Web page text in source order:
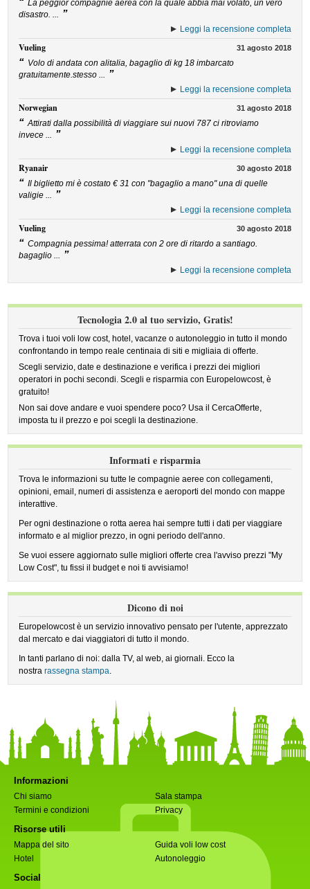
La peggior compagnie aerea con la quale abbia mai volato, un vero
disastro. ... ”
Leggi la recensione completa
Vueling 31 agosto 2018
“ Volo di andata con alitalia, bagaglio di kg 18 imbarcato
gratuitamente.stesso ... ”
Leggi la recensione completa
Norwegian 31 agosto 2018
“ Attirati dalla possibilità di viaggiare sui nuovi 787 ci ritroviamo
invece ... ”
Leggi la recensione completa
Ryanair 30 agosto 2018
“ Il biglietto mi è costato € 31 con "bagaglio a mano" una di quelle
valigie ... ”
Leggi la recensione completa
Vueling 30 agosto 2018
“ Compagnia pessima! atterrata con 2 ore di ritardo a santiago.
bagaglio ... ”
Leggi la recensione completa
Tecnologia 2.0 al tuo servizio, Gratis!
Trova i tuoi voli low cost, hotel, vacanze o autonoleggio in tutto il mondo
confrontando in tempo reale centinaia di siti e migliaia di offerte.
Scegli servizio, date e destinazione e verifica i prezzi dei migliori
operatori in pochi secondi. Scegli e risparmia con Europelowcost, è
gratuito!
Non sai dove andare e vuoi spendere poco? Usa il CercaOfferte,
imposta tu il prezzo e poi scegli la destinazione.
Informati e risparmia
Trova le informazioni su tutte le compagnie aeree con collegamenti,
opinioni, email, numeri di assistenza e aeroporti del mondo con mappe
interattive.
Per ogni destinazione o rotta aerea hai sempre tutti i dati per viaggiare
informato e al miglior prezzo, in ogni periodo dell'anno.
Se vuoi essere aggiornato sulle migliori offerte crea l'avviso prezzi "My
Low Cost", tu fissi il budget e noi ti avvisiamo!
Dicono di noi
Europelowcost è un servizio innovativo pensato per l'utente, apprezzato
dal mercato e dai viaggiatori di tutto il mondo.
In tanti parlano di noi: dalla TV, al web, ai giornali. Ecco la
nostrarassegna stampa.
Informazioni
Chi siamo
Sala stampa
Termini e condizioni
Privacy
Risorse utili
Mappa del sito
Guida voli low cost
Hotel
Autonoleggio
Social